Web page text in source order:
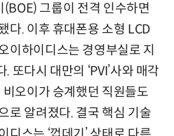
그룹이 전격 인수하면
다. 이후 휴대폰용 소형 LCD
이하이디스는 경영부실로 지
또다시 대만의 ‘PVI’사와 매각
오이가 승계했던 직원들도
로 알려졌다. 결국 핵심 기술